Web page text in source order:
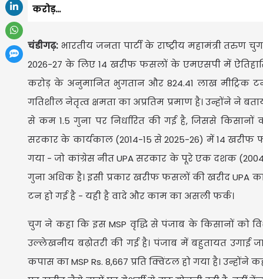
करोड़...
चंडीगढ़: भारतीय जनता पार्टी के राष्ट्रीय महामंत्री तरुण
2026-27 के लिए 14 खरीफ फसलों के एमएसपी में
करोड़ के अनुमानित भुगतान और 824.41 लाख मीट्रिक
गतिशील नेतृत्व क्षमता का अप्रतिम प्रमाण है। उन्होंने ने
से कम 1.5 गुना पर निर्धारित की गई है, जिससे किसानों
सरकार के कार्यकाल (2014-15 से 2025-26) में 14 खरीफ
गया - जो कांग्रेस नीत UPA सरकार के पूरे एक दशक
गुना अधिक है। इसी प्रकार खरीफ फसलों की खरीद UPA
टन हो गई है - यही है वादे और काम का असली फर्क।
चुग ने कहा कि इस MSP वृद्धि से पंजाब के किसानों को
उल्लेखनीय बढ़ोतरी की गई है। पंजाब में बहुतायत उगाई
कपास का MSP Rs. 8,667 प्रति क्विंटल हो गया है।